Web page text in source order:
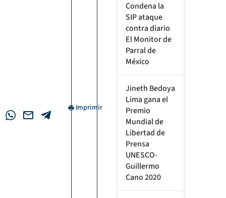
Imprimir
Condena la
SIP ataque
contra diario
El Monitor de
Parral de
México
Jineth Bedoya
Lima gana el
Premio
Mundial de
Libertad de
Prensa
UNESCO-
Guillermo
Cano 2020